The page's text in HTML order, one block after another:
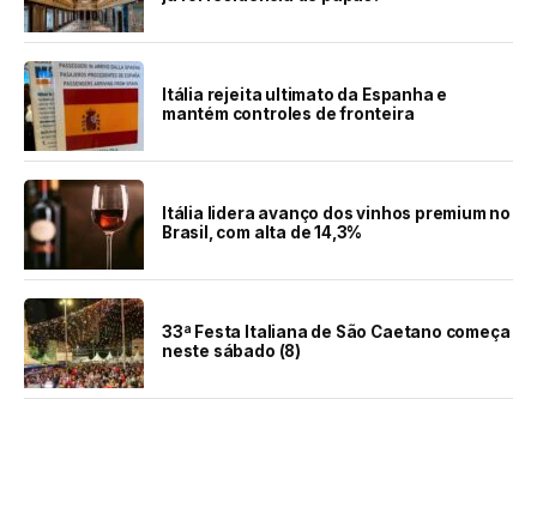
Itália rejeita ultimato da Espanha e
mantém controles de fronteira
Itália lidera avanço dos vinhos premium no
Brasil, com alta de 14,3%
33ª Festa Italiana de São Caetano começa
neste sábado (8)